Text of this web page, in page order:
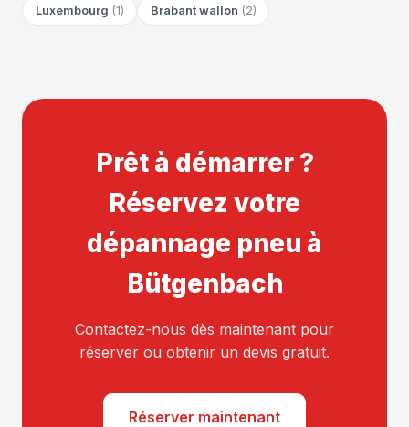
Luxembourg (1) Brabant wallon (2)
Prêt à démarrer ?
Réservez votre
dépannage pneu à
Bütgenbach
Contactez-nous dès maintenant pour
réserver ou obtenir un devis gratuit.
Réserver maintenant